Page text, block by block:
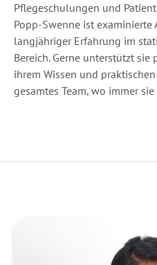
Pflegeschulungen und
Popp-Swenne ist
langjähriger Erfahrung im
Bereich. Gerne unterstützt
ihrem Wissen und
gesamtes Team, wo immer